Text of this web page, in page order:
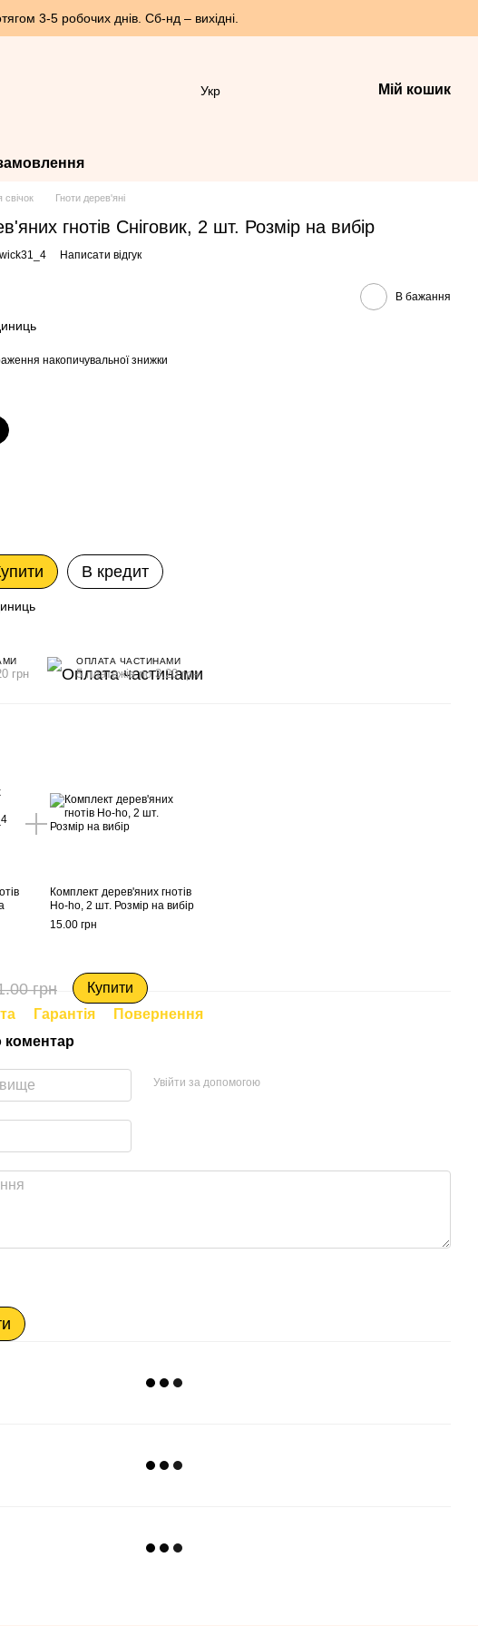
3-5 робочих днів. Сб-нд – вихідні.
Укр Мій кошик
замовлення
свічок Гноти дерев'яні
гнотів Сніговик, 2 шт. Розмір на вибір
Написати відгук
В бажання
накопичувальної знижки
В кредит
грн
ОПЛАТА ЧАСТИНАМИ
5 платежів по 3.20 грн
Комплект дерев'яних гнотів
Ho-ho, 2 шт. Розмір на вибір
15.00 грн
грн
Купити
Гарантія
Повернення
коментар
Увійти за допомогою